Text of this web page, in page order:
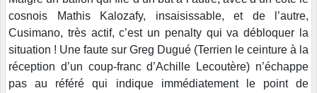
cosnois Mathis Kalozafy, insaisissable, et de l’autre,
Cusimano, très actif, c’est un penalty qui va débloquer la
situation ! Une faute sur Greg Dugué (Terrien le ceinture à la
réception d’un coup-franc d’Achille Lecoutère) n’échappe
pas au référé qui indique immédiatement le point de